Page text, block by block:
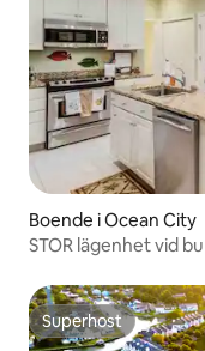
Boende i Ocean City
STOR lägenhet vid
Superhost
Superhost